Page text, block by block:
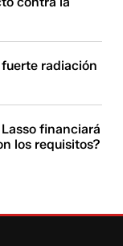
radiación
financiará
los requisitos?